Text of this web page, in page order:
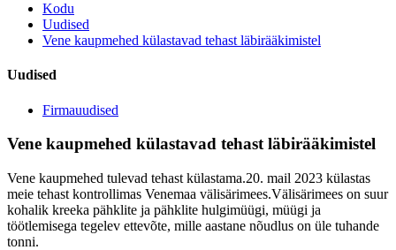
Kodu
Uudised
Vene kaupmehed külastavad tehast läbirääkimistel
Uudised
Firmauudised
Vene kaupmehed külastavad tehast läbirääkimistel
Vene kaupmehed tulevad tehast külastama.20. mail 2023 külastas
meie tehast kontrollimas Venemaa välisärimees.Välisärimees on suur
kohalik kreeka pähklite ja pähklite hulgimüügi, müügi ja
töötlemisega tegelev ettevõte, mille aastane nõudlus on üle tuhande
tonni.